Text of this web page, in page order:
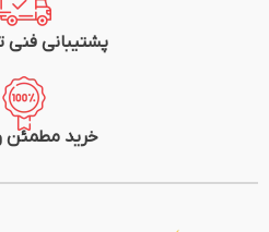
پشتیبانی
خرید مطمئن